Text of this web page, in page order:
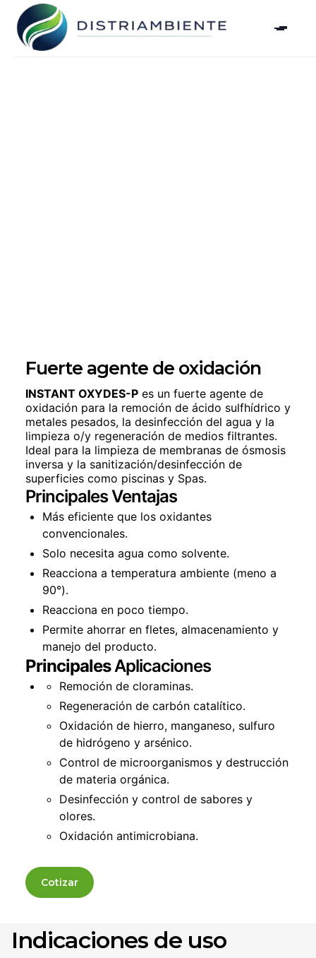
Fuerte agente de oxidación
INSTANT OXYDES-P es un fuerte agente de
oxidación para la remoción de ácido sulfhídrico y
metales pesados, la desinfección del agua y la
limpieza o/y regeneración de medios filtrantes.
Ideal para la limpieza de membranas de ósmosis
inversa y la sanitización/desinfección de
superficies como piscinas y Spas.
Principales Ventajas
Más eficiente que los oxidantes
convencionales.
Solo necesita agua como solvente.
Reacciona a temperatura ambiente (meno a
90°).
Reacciona en poco tiempo.
Permite ahorrar en fletes, almacenamiento y
manejo del producto.
PrincipalesAplicaciones
Remoción de cloraminas.
Regeneración de carbón catalítico.
Oxidación de hierro, manganeso, sulfuro
de hidrógeno y arsénico.
Control de microorganismos y destrucción
de materia orgánica.
Desinfección y control de sabores y
olores.
Oxidación antimicrobiana.
Cotizar
Indicaciones de uso